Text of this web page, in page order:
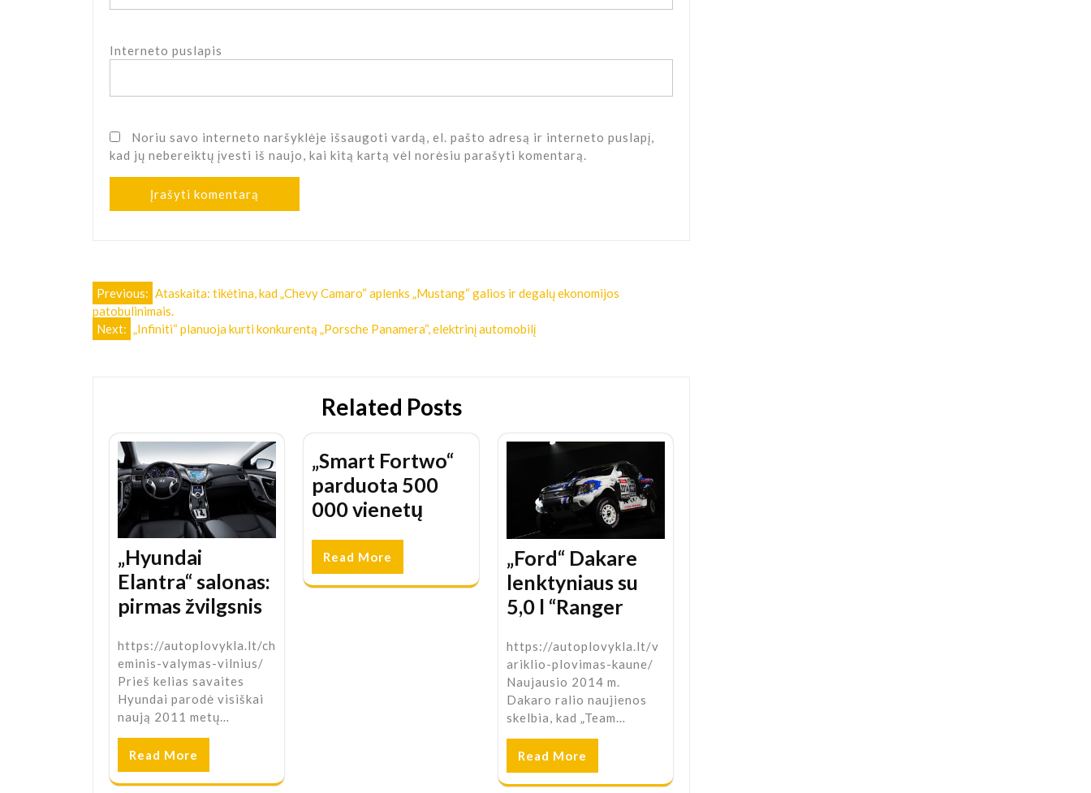
Interneto puslapis
Noriu savo interneto naršyklėje išsaugoti vardą, el. pašto adresą ir interneto puslapį,
kad jų nebereiktų įvesti iš naujo, kai kitą kartą vėl norėsiu parašyti komentarą.
Navigacija
tarp
Previous: Ataskaita: tikėtina, kad „Chevy Camaro“ aplenks „Mustang“ galios ir degalų ekonomijos
patobulinimais.
Next: „Infiniti“ planuoja kurti konkurentą „Porsche Panamera“, elektrinį automobilį
Related Posts
„Hyundai
Elantra“ salonas:
pirmas žvilgsnis
https://autoplovykla.lt/ch
eminis-valymas-vilnius/
Prieš kelias savaites
Hyundai parodė visiškai
naują 2011 metų…
Read More
„Smart Fortwo“
parduota 500
000 vienetų
Read More
„Ford“ Dakare
lenktyniaus su
5,0 l “Ranger
https://autoplovykla.lt/v
ariklio-plovimas-kaune/
Naujausio 2014 m.
Dakaro ralio naujienos
skelbia, kad „Team…
Read More